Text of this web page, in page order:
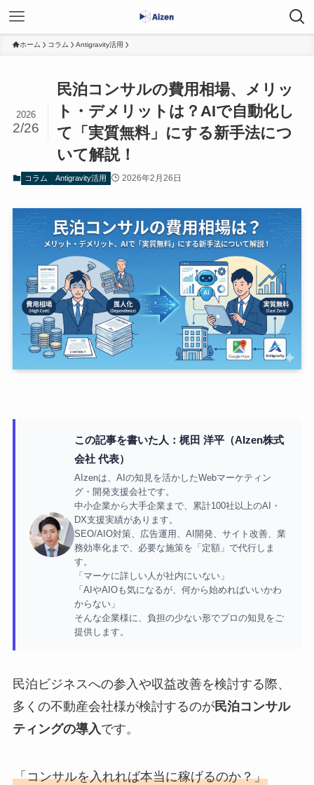
ホーム コラム Antigravity活用
民泊コンサルの費用相場、メリッ
ト・デメリットは？AIで自動化し
て「実質無料」にする新手法につ
いて解説！
2026
2/26
コラム Antigravity活用 2026年2月26日
この記事を書いた人：梶田 洋平（AIzen株式
会社 代表）
AIzenは、AIの知見を活かしたWebマーケティン
グ・開発支援会社です。
中小企業から大手企業まで、累計100社以上のAI・
DX支援実績があります。
SEO/AIO対策、広告運用、AI開発、サイト改善、業
務効率化まで、必要な施策を「定額」で代行しま
す。
「マーケに詳しい人が社内にいない」
「AIやAIOも気になるが、何から始めればいいかわ
からない」
そんな企業様に、負担の少ない形でプロの知見をご
提供します。
民泊ビジネスへの参入や収益改善を検討する際、
多くの不動産会社様が検討するのが民泊コンサル
ティングの導入です。
「コンサルを入れれば本当に稼げるのか？」